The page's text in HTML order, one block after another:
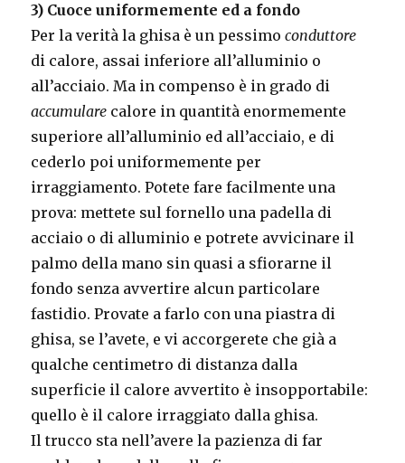
3) Cuoce uniformemente ed a fondo
Per la verità la ghisa è un pessimoconduttore
di calore, assai inferiore all’alluminio o
all’acciaio. Ma in compenso è in grado di
accumulare calore in quantità enormemente
superiore all’alluminio ed all’acciaio, e di
cederlo poi uniformemente per
irraggiamento. Potete fare facilmente una
prova: mettete sul fornello una padella di
acciaio o di alluminio e potrete avvicinare il
palmo della mano sin quasi a sfiorarne il
fondo senza avvertire alcun particolare
fastidio. Provate a farlo con una piastra di
ghisa, se l’avete, e vi accorgerete che già a
qualche centimetro di distanza dalla
superficie il calore avvertito è insopportabile:
quello è il calore irraggiato dalla ghisa.
Il trucco sta nell’avere la pazienza di far